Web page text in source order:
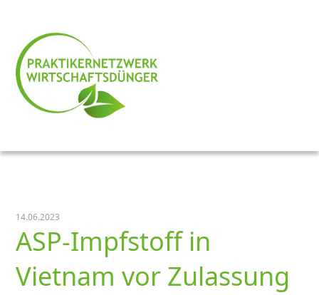
14.06.2023
ASP-Impfstoff in
Vietnam vor Zulassung